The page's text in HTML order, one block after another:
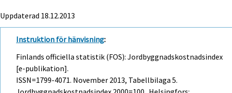
Uppdaterad 18.12.2013
Instruktion för hänvisning:
Finlands officiella statistik (FOS): Jordbyggnadskostnadsindex
[e-publikation].
ISSN=1799-4071. November 2013, Tabellbilaga 5.